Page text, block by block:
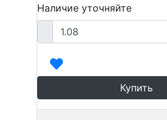
Наличие уточняйте
Купить